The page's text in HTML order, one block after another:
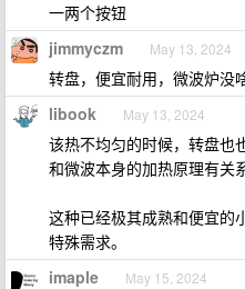
一两个按钮
jimmyczm May 13, 2024
转盘，便宜耐用，微波炉没
libook May 13, 2024
该热不均匀的时候，转盘也
和微波本身的加热原理有关系
这种已经极其成熟和便宜的
特殊需求。
imaple May 15, 2024